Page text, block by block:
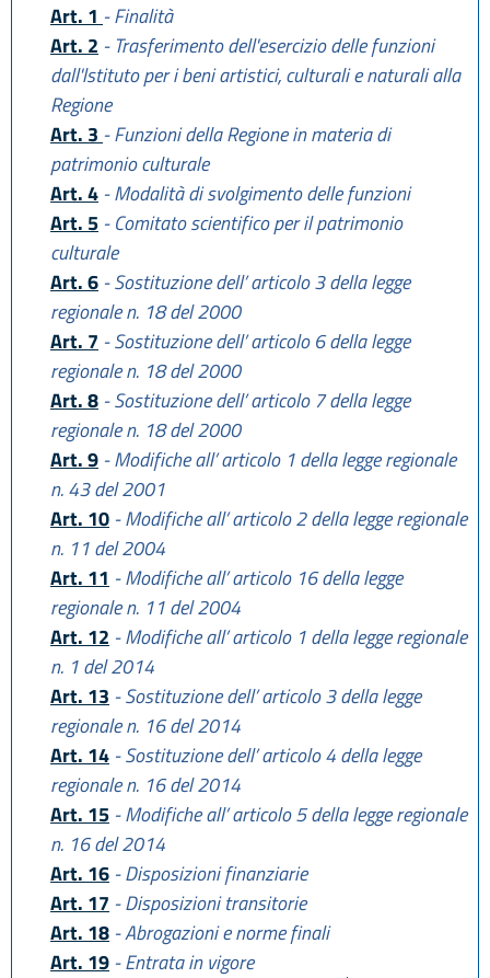
Art. 1 - Finalità
Art. 2 - Trasferimento dell'esercizio delle funzioni
dall'lstituto per i beni artistici, culturali e naturali alla
Regione
Art. 3 - Funzioni della Regione in materia di
patrimonio culturale
Art. 4 - Modalità di svolgimento delle funzioni
Art. 5 - Comitato scientifico per il patrimonio
culturale
Art. 6 - Sostituzione dell’ articolo 3 della legge
regionale n. 18 del 2000
Art. 7 - Sostituzione dell’ articolo 6 della legge
regionale n. 18 del 2000
Art. 8 - Sostituzione dell’ articolo 7 della legge
regionale n. 18 del 2000
Art. 9 - Modifiche all’ articolo 1 della legge regionale
n. 43 del 2001
Art. 10 - Modifiche all’ articolo 2 della legge regionale
n. 11 del 2004
Art. 11 - Modifiche all’ articolo 16 della legge
regionale n. 11 del 2004
Art. 12 - Modifiche all’ articolo 1 della legge regionale
n. 1 del 2014
Art. 13 - Sostituzione dell’ articolo 3 della legge
regionale n. 16 del 2014
Art. 14 - Sostituzione dell’ articolo 4 della legge
regionale n. 16 del 2014
Art. 15 - Modifiche all’ articolo 5 della legge regionale
n. 16 del 2014
Art. 16 - Disposizioni finanziarie
Art. 17 - Disposizioni transitorie
Art. 18 - Abrogazioni e norme finali
Art. 19 - Entrata in vigore